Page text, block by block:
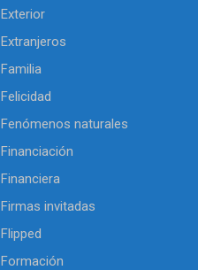
Exterior
Extranjeros
Familia
Felicidad
Fenómenos naturales
Financiación
Financiera
Firmas invitadas
Flipped
Formación